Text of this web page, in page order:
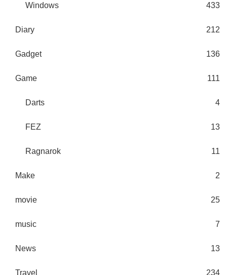
Windows 433
Diary 212
Gadget 136
Game 111
Darts 4
FEZ 13
Ragnarok 11
Make 2
movie 25
music 7
News 13
Travel 234